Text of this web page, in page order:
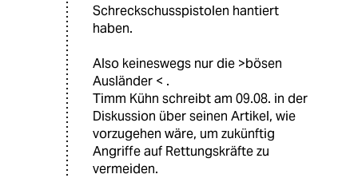
Schreckschusspistolen hantiert
haben.
Also keineswegs nur die >bösen
Ausländer < .
Timm Kühn schreibt am 09.08. in der
Diskussion über seinen Artikel, wie
vorzugehen wäre, um zukünftig
Angriffe auf Rettungskräfte zu
vermeiden.